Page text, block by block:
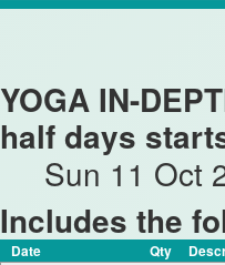
YOGA IN-
half days
Sun 11 Oct
Includes the
Date Qty